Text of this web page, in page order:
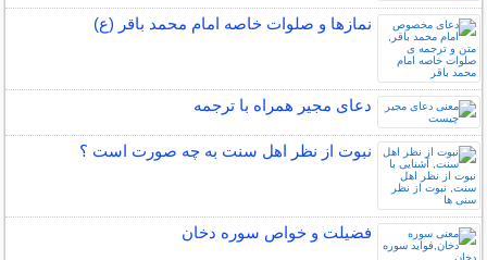
نمازها و صلوات خاصه امام محمد باقر (ع)
دعای مجیر همراه با ترجمه
نبوت از نظر اهل سنت به چه صورت است ؟
فضیلت و خواص سوره دخان